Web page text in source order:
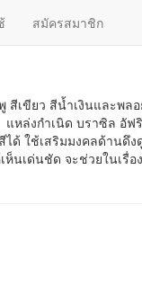
สมัครสมาชิก
เขียว สีน้ำเงินและพล
แหล่งกำเนิด บราซิล อั
ด้ ใช้เสริมมงคลด้านดึ
เด่นชัด จะช่วยในเรื่อ